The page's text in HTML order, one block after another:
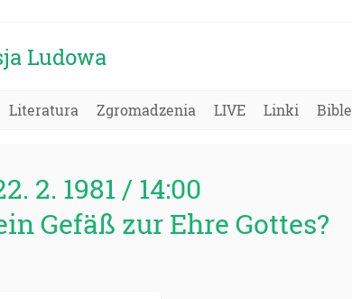
Ludowa
Literatura Zgromadzenia LIVE Linki Bible
2. 1981 / 14:00
Gefäß zur Ehre Gottes?